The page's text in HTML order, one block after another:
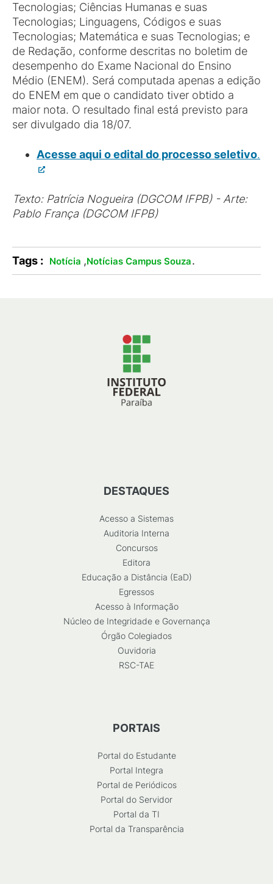
Tecnologias; Ciências Humanas e suas
Tecnologias; Linguagens, Códigos e suas
Tecnologias; Matemática e suas Tecnologias; e
de Redação, conforme descritas no boletim de
desempenho do Exame Nacional do Ensino
Médio (ENEM). Será computada apenas a edição
do ENEM em que o candidato tiver obtido a
maior nota. O resultado final está previsto para
ser divulgado dia 18/07.
Acesse aqui o edital do processo seletivo.
Texto: Patrícia Nogueira (DGCOM IFPB) - Arte:
Pablo França (DGCOM IFPB)
Tags : Notícia ,Notícias Campus Souza.
DESTAQUES
Acesso a Sistemas
Auditoria Interna
Concursos
Editora
Educação a Distância (EaD)
Egressos
Acesso à Informação
Núcleo de Integridade e Governança
Órgão Colegiados
Ouvidoria
RSC-TAE
PORTAIS
Portal do Estudante
Portal Integra
Portal de Periódicos
Portal do Servidor
Portal da TI
Portal da Transparência